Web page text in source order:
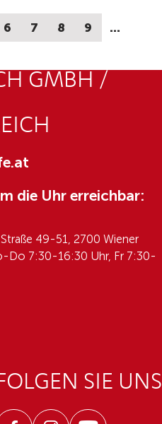
6 7 8 9
…
GMBH /
die Uhr erreichbar:
49-51, 2700 Wiener
Do 7:30-16:30 Uhr, Fr 7:30-
SIE UNS